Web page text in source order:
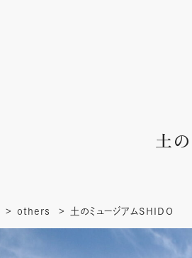
土
others 土のミュージアムSHIDO